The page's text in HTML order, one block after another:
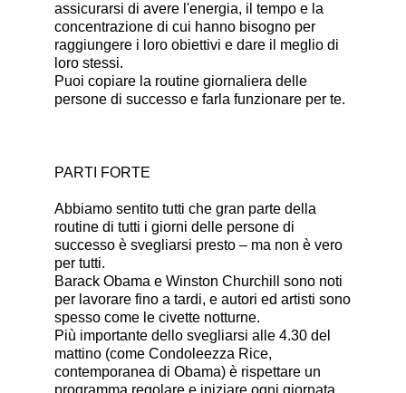
assicurarsi di avere l'energia, il tempo e la
concentrazione di cui hanno bisogno per
raggiungere i loro obiettivi e dare il meglio di
loro stessi.
Puoi copiare la routine giornaliera delle
persone di successo e farla funzionare per te.
PARTI FORTE
Abbiamo sentito tutti che gran parte della
routine di tutti i giorni delle persone di
successo è svegliarsi presto – ma non è vero
per tutti.
Barack Obama e Winston Churchill sono noti
per lavorare fino a tardi, e autori ed artisti sono
spesso come le civette notturne.
Più importante dello svegliarsi alle 4.30 del
mattino (come Condoleezza Rice,
contemporanea di Obama) è rispettare un
programma regolare e iniziare ogni giornata